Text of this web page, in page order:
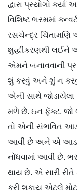
દ્વારા પ્રયોગો
વિશિષ્ટ ભસ્મમાં
રસચેન્દ્ર ચિંતામણિ
શુદ્ધીકરણથી લઈને
એમને બનાવવાની
શું કરવું અને શું ન કરવું
એની સાથે જોડાયેલા
મળે છે. ઇન ફૅક્ટ, જો
તો એની સંભવિત
આવી છે અને એ
નોંધવામાં આવી છે.
થાય છે. એ સારી
કરી શકાય એટલે